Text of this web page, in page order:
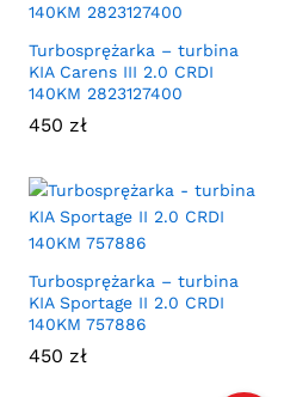
Turbosprężarka – turbina
KIA Carens III 2.0 CRDI
140KM 2823127400
450 zł
Turbosprężarka – turbina
KIA Sportage II 2.0 CRDI
140KM 757886
450 zł